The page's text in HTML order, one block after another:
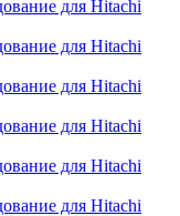
для Hitachi
для Hitachi
для Hitachi
для Hitachi
для Hitachi
для Hitachi